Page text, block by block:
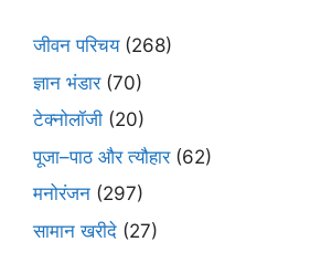
जीवन परिचय(268)
ज्ञान भंडार(70)
टेक्नोलॉजी (20)
पूजा–पाठ और त्यौहार(62)
मनोरंजन (297)
सामान खरीदे (27)